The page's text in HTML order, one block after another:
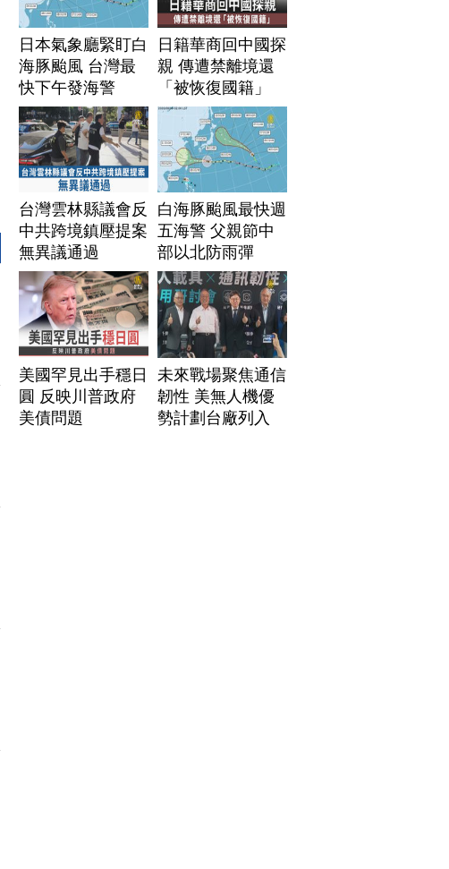
日本氣象廳緊盯白
海豚颱風 台灣最
快下午發海警
日籍華商回中國探
親 傳遭禁離境還
「被恢復國籍」
台灣雲林縣議會反
中共跨境鎮壓提案
無異議通過
白海豚颱風最快週
五海警 父親節中
部以北防雨彈
美國罕見出手穩日
圓 反映川普政府
美債問題
未來戰場聚焦通信
韌性 美無人機優
勢計劃台廠列入